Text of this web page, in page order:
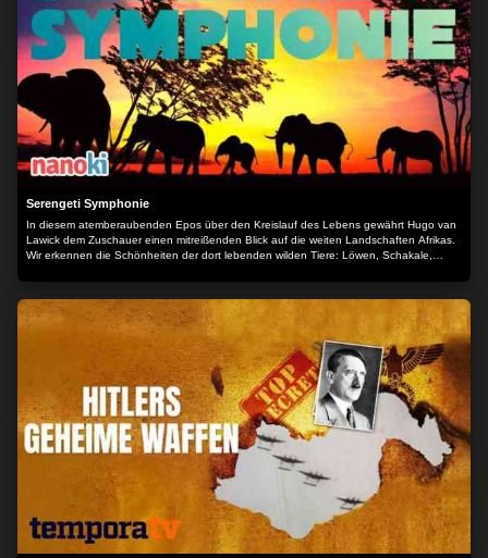
Serengeti Symphonie
In diesem atemberaubenden Epos über den Kreislauf des Lebens gewährt Hugo van
Lawick dem Zuschauer einen mitreißenden Blick auf die weiten Landschaften Afrikas.
Wir erkennen die Schönheiten der dort lebenden wilden Tiere: Löwen, Schakale,
van Rooyen wird diese Dokumentation zu einem einmaligen Erlebnis und wirft den
Zuschauer mitten hinein in die Welt der Serengeti. Der Inhalt wird bereitgestellt von:
PLAION PICTURES GmbH, Lochhamer Str. 9, 82152 Planegg/München